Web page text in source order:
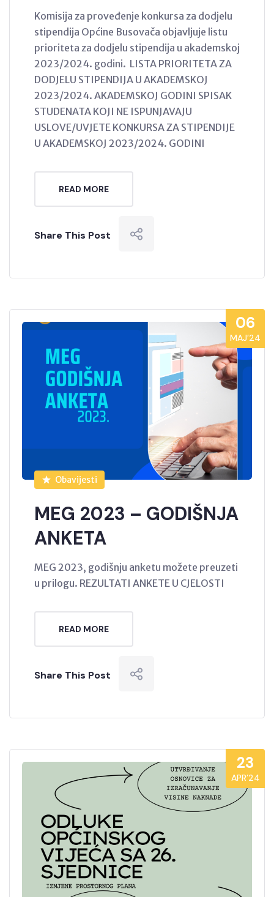
Komisija za proveđenje konkursa za dodjelu
stipendija Općine Busovača objavljuje listu
prioriteta za dodjelu stipendija u akademskoj
2023/2024. godini. LISTA PRIORITETA ZA
DODJELU STIPENDIJA U AKADEMSKOJ
2023/2024. AKADEMSKOJ GODINI SPISAK
STUDENATA KOJI NE ISPUNJAVAJU
USLOVE/UVJETE KONKURSA ZA STIPENDIJE
U AKADEMSKOJ 2023/2024. GODINI
READ MORE
Share This Post
06
MAJ’24
Obavijesti
MEG 2023 – GODIŠNJA
ANKETA
MEG 2023, godišnju anketu možete preuzeti
u prilogu. REZULTATI ANKETE U CJELOSTI
READ MORE
Share This Post
23
APR’24